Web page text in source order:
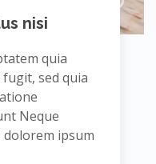
nisi
quia
sed quia
Neque
ipsum